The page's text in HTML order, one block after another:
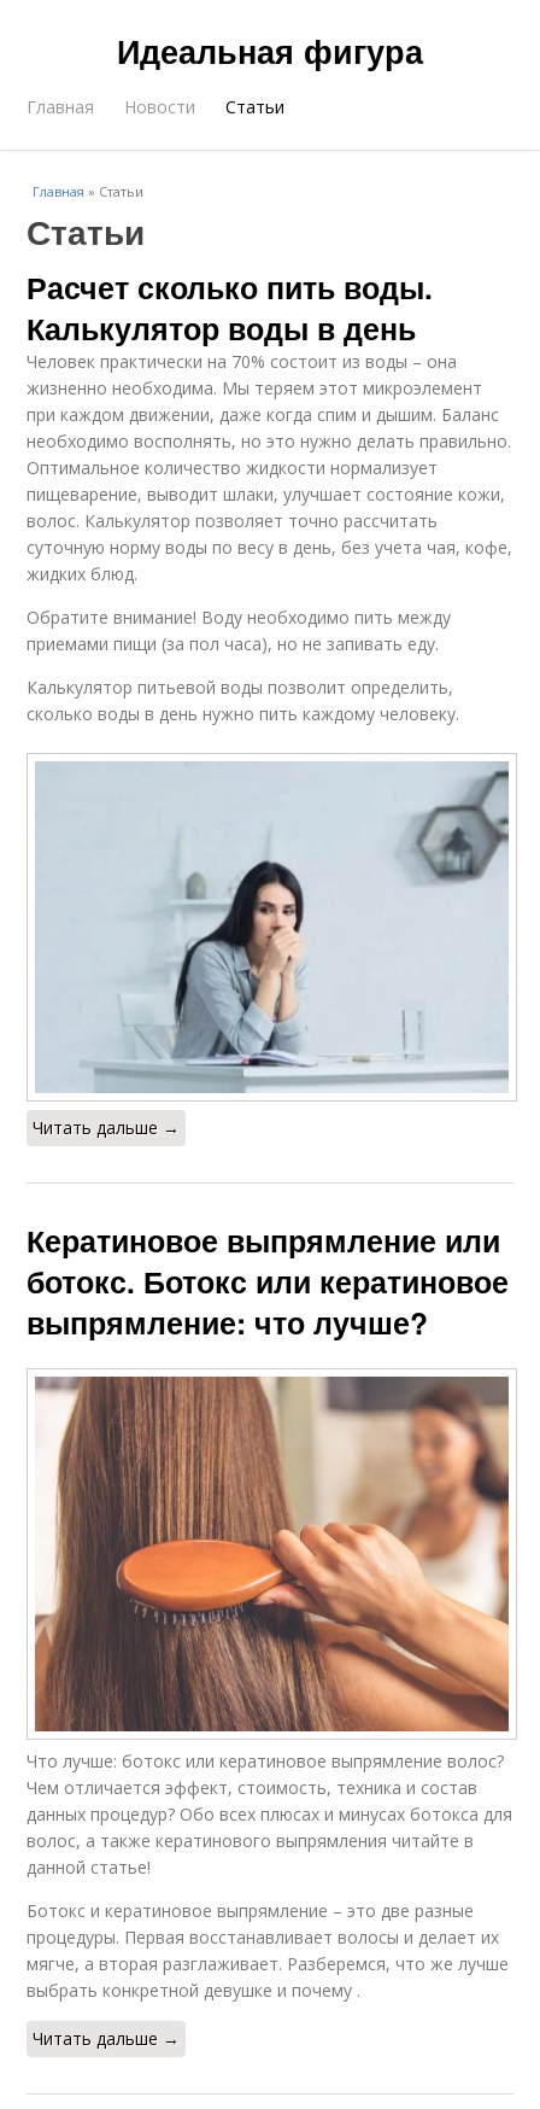
Идеальная фигура
Главная Новости Статьи
Главная » Статьи
Статьи
Расчет сколько пить воды.
Калькулятор воды в день
Человек практически на 70% состоит из воды – она
жизненно необходима. Мы теряем этот микроэлемент
при каждом движении, даже когда спим и дышим. Баланс
необходимо восполнять, но это нужно делать правильно.
Оптимальное количество жидкости нормализует
пищеварение, выводит шлаки, улучшает состояние кожи,
волос. Калькулятор позволяет точно рассчитать
суточную норму воды по весу в день, без учета чая, кофе,
жидких блюд.
Обратите внимание! Воду необходимо пить между
приемами пищи (за пол часа), но не запивать еду.
Калькулятор питьевой воды позволит определить,
сколько воды в день нужно пить каждому человеку.
Читать дальше →
Кератиновое выпрямление или
ботокс. Ботокс или кератиновое
выпрямление: что лучше?
Что лучше: ботокс или кератиновое выпрямление волос?
Чем отличается эффект, стоимость, техника и состав
данных процедур? Обо всех плюсах и минусах ботокса для
волос, а также кератинового выпрямления читайте в
данной статье!
Ботокс и кератиновое выпрямление – это две разные
процедуры. Первая восстанавливает волосы и делает их
мягче, а вторая разглаживает. Разберемся, что же лучше
выбрать конкретной девушке и почему .
Читать дальше →